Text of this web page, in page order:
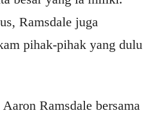
Ramsdale juga
pihak-pihak yang dulu
Ramsdale bersama